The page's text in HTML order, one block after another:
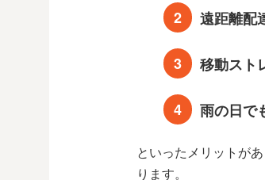
遠距離配
移動スト
雨の日で
といったメリットが
ります。